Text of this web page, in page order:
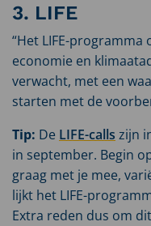
3. LIFE
“Het LIFE-
economie en
verwacht, met een
starten met de
Tip: De LIFE-calls zijn
in september. Begin
graag met je mee,
lijkt het LIFE-
Extra reden dus om